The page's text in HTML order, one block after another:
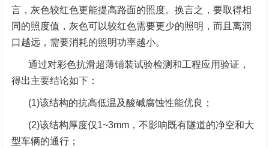
言，灰色较红色更能提高路面的照度。换言之，要取得相
同的照度值，灰色可以较红色需要更少的照明，而且离洞
口越远，需要消耗的照明功率越小。
通过对彩色抗滑超薄铺装试验检测和工程应用验证，
得出主要结论如下：
(1)该结构的抗高低温及酸碱腐蚀性能优良；
(2)该结构厚度仅1~3mm，不影响既有隧道的净空和大
型车辆的通行；